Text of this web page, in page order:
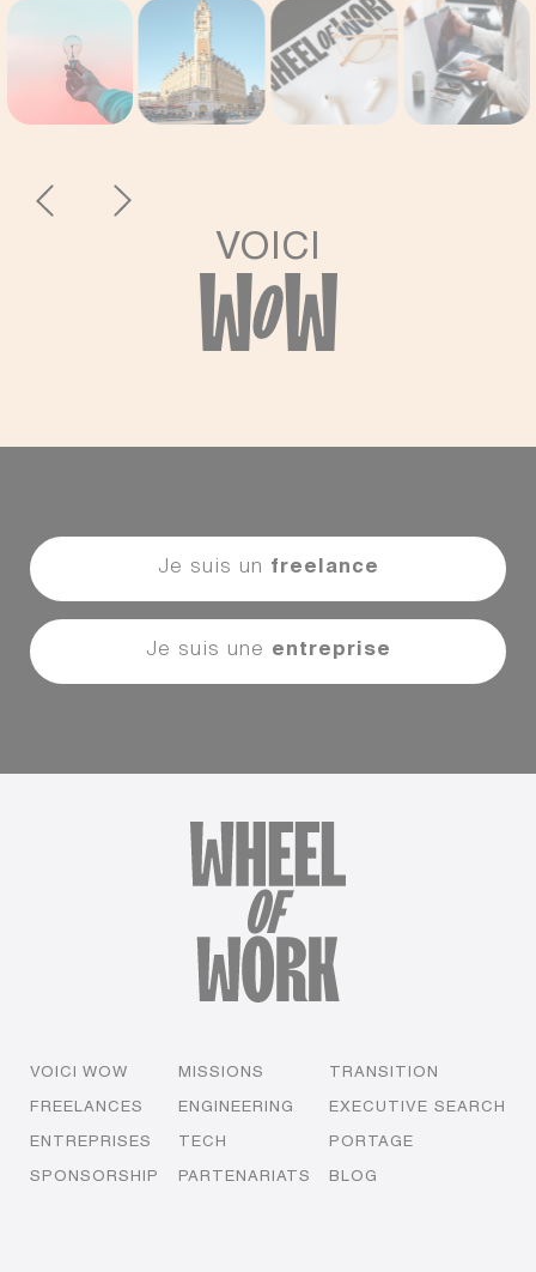
VOICI
Je suis un freelance
Je suis une entreprise
VOICI WOW
FREELANCES
ENTREPRISES
SPONSORSHIP
MISSIONS
ENGINEERING
TECH
PARTENARIATS
TRANSITION
EXECUTIVE SEARCH
PORTAGE
BLOG